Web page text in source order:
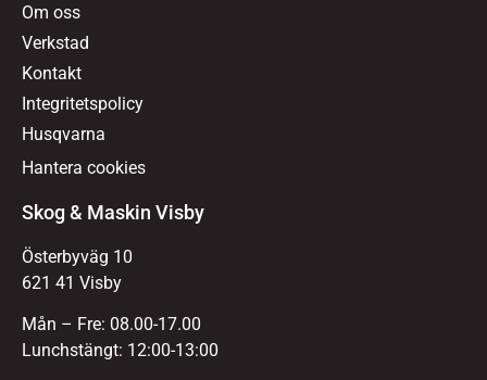
Om oss
Verkstad
Kontakt
Integritetspolicy
Husqvarna
Hantera cookies
Skog & Maskin Visby
Österbyväg 10
621 41 Visby
Mån – Fre: 08.00-17.00
Lunchstängt: 12:00-13:00